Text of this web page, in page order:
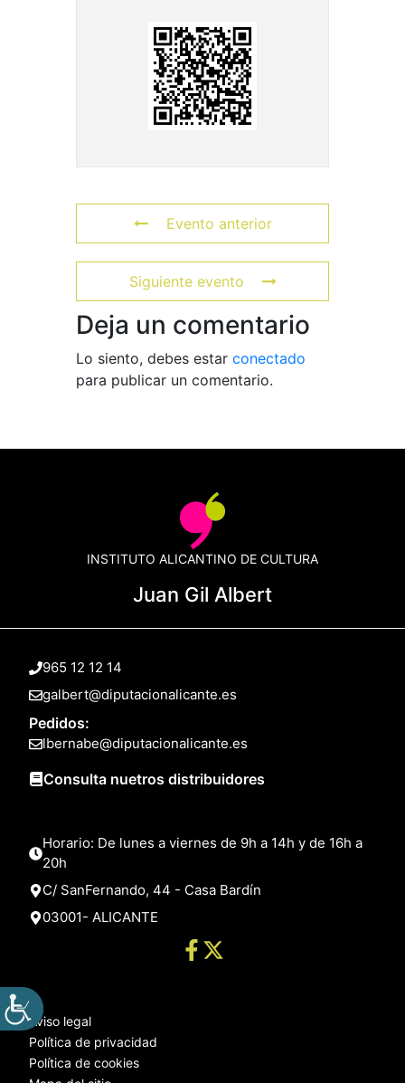
Evento anterior
Siguiente evento
Deja un comentario
Lo siento, debes estar conectado
para publicar un comentario.
INSTITUTO ALICANTINO DE CULTURA
Juan Gil Albert
965 12 12 14
galbert@diputacionalicante.es
Pedidos:
lbernabe@diputacionalicante.es
Consulta nuetros distribuidores
Horario: De lunes a viernes de 9h a 14h y de 16h a
20h
C/ SanFernando, 44 - Casa Bardín
03001- ALICANTE
Aviso legal
Política de privacidad
Política de cookies